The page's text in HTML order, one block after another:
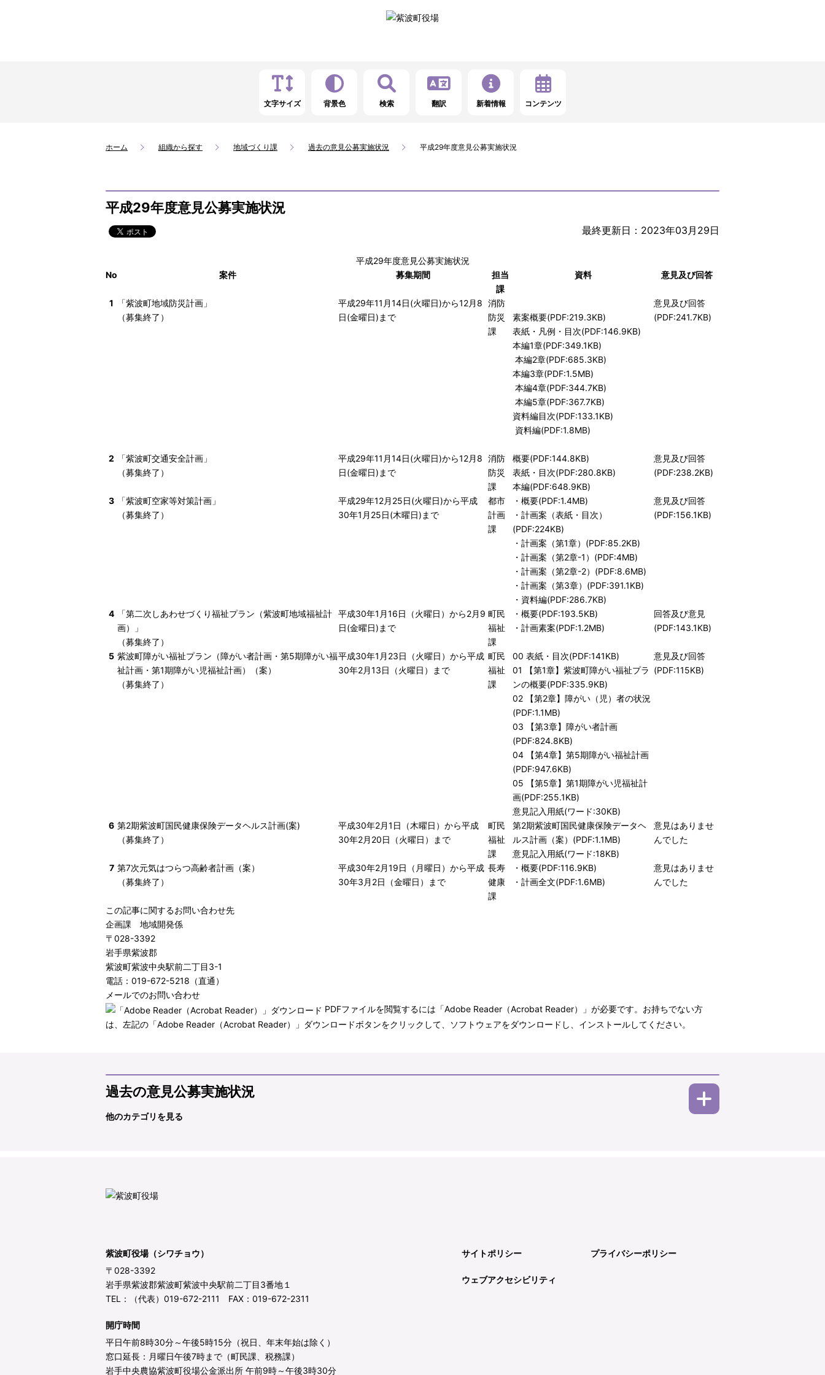
文字サイズ 背景色 検索 翻訳 新着情報 コンテンツ
ホーム 組織から探す 地域づくり課 過去の意見公募実施状況 平成29年度意見公募実施状況
平成29年度意見公募実施状況
最終更新日：2023年03月29日
平成29年度意見公募実施状況
No
案件 募集期間
担当
課
資料 意見及び回答
1
「紫波町地域防災計画」
（募集終了）
平成29年11月14日(火曜日)から12月8
日(金曜日)まで
消防
防災
課
素案概要(PDF:219.3KB)
表紙・凡例・目次(PDF:146.9KB)
本編1章(PDF:349.1KB)
本編2章(PDF:685.3KB)
本編3章(PDF:1.5MB)
本編4章(PDF:344.7KB)
本編5章(PDF:367.7KB)
資料編目次(PDF:133.1KB)
資料編(PDF:1.8MB)
意見及び回答
(PDF:241.7KB)
2
「紫波町交通安全計画」
（募集終了）
平成29年11月14日(火曜日)から12月8
日(金曜日)まで
消防
防災
課
概要(PDF:144.8KB)
表紙・目次(PDF:280.8KB)
本編(PDF:648.9KB)
意見及び回答
(PDF:238.2KB)
3
「紫波町空家等対策計画」
（募集終了）
平成29年12月25日(火曜日)から平成
30年1月25日(木曜日)まで
都市
計画
課
・ 概要(PDF:1.4MB)
・ 計画案（表紙・目次）
(PDF:224KB)
・ 計画案（第1章）(PDF:85.2KB)
・ 計画案（第2章-1）(PDF:4MB)
・ 計画案（第2章-2）(PDF:8.6MB)
・ 計画案（第3章）(PDF:391.1KB)
・ 資料編(PDF:286.7KB)
意見及び回答
(PDF:156.1KB)
4
「第二次しあわせづくり福祉プラン（紫波町地域福祉計
画）」
（募集終了）
平成30年1月16日（火曜日）から2月9
日(金曜日)まで
町民
福祉
課
・ 概要(PDF:193.5KB)
・ 計画素案(PDF:1.2MB)
回答及び意見
(PDF:143.1KB)
5 紫波町障がい福祉プラン（障がい者計画・第5期障がい福
祉計画・第1期障がい児福祉計画）（案）
（募集終了）
平成30年1月23日（火曜日）から平成
30年2月13日（火曜日）まで
町民
福祉
課
00 表紙・目次(PDF:141KB)
01 【第1章】紫波町障がい福祉プラ
ンの概要(PDF:335.9KB)
02 【第2章】障がい（児）者の状況
(PDF:1.1MB)
03 【第3章】障がい者計画
(PDF:824.8KB)
04 【第4章】第5期障がい福祉計画
(PDF:947.6KB)
05 【第5章】第1期障がい児福祉計
画(PDF:255.1KB)
意見記入用紙(ワード:30KB)
意見及び回答
(PDF:115KB)
6 第2期紫波町国民健康保険データヘルス計画(案)
（募集終了）
平成30年2月1日（木曜日）から平成
30年2月20日（火曜日）まで
町民
福祉
課
第2期紫波町国民健康保険データヘ
ルス計画（案）(PDF:1.1MB)
意見記入用紙(ワード:18KB)
意見はありませ
んでした
7 第7次元気はつらつ高齢者計画（案）
（募集終了）
平成30年2月19日（月曜日）から平成
30年3月2日（金曜日）まで
長寿
健康
課
・ 概要(PDF:116.9KB)
・ 計画全文(PDF:1.6MB)
意見はありませ
んでした
この記事に関するお問い合わせ先
企画課 地域開発係
〒028-3392
岩手県紫波郡
紫波町紫波中央駅前二丁目3-1
電話：019-672-5218（直通）
メールでのお問い合わせ
PDFファイルを閲覧するには「Adobe Reader（Acrobat Reader）」が必要です。お持ちでない方
は、左記の「Adobe Reader（Acrobat Reader）」ダウンロードボタンをクリックして、ソフトウェアをダウンロードし、インストールしてください。
過去の意見公募実施状況
他のカテゴリを見る
紫波町役場（シワチョウ）
〒028-3392
岩手県紫波郡紫波町紫波中央駅前二丁目3番地１
TEL：（代表）019-672-2111 FAX：019-672-2311
開庁時間
平日午前8時30分～午後5時15分（祝日、年末年始は除く）
窓口延長：月曜日午後7時まで（町民課、税務課）
岩手中央農協紫波町役場公金派出所 午前9時～午後3時30分
サイトポリシー プライバシーポリシー
ウェブアクセシビリティ